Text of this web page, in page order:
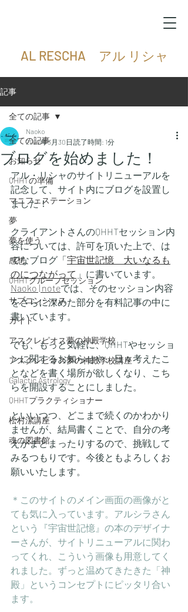
AL RESCHA アル リシャ
記事
全ての記事
お知らせ
QHHTの準備
マニフェステーション
夢
夢を使う
感想
QHHTグループセッション
サブコンシャス
ガイド
アスクレピオス夢の神殿学校
アスクレピオス夢の神殿学校講座
Galactic Astrology
QHHTプラクティショナー
松村潔講座
魂の図書館
全ての記事
ブログを始めました！
Naoko
2022年3月30日 読了時間: 1分
アル・リシャのサイトリニューアルを
記念して、サイト内にブログを設置し
ました！
クライアントさんのQHHTセッション内
容については、許可を頂いた上で、は
てなブログ「宇宙世記憶　大いなるも
のにつながって 」に書いています。
Naoko | noteでは、そのセッション内容
をさらに深めた部分を有料記事の中に
書いています。
でも、もっと気軽に、QHHTやセッショ
ンに関するお知らせや、日々考えたこ
となどを書く場所が欲しくなり、こち
らを開設することにしました。
といいつつ、どこまで続くのかわかり
ませんが、結局書くことで、自分の考
えがまとまったりするので、挑戦して
みるつもりです。今後ともよろしくお
願いいたします。
＊このサイトのメイン画面の画像がと
ても気に入っています。アルシラさん
という『宇宙世記憶』の本のデザイナ
ーさんが、サイトリニューアルに関わ
ってくれ、こういう画像も用意してく
れました。ずっと温めてきたきた「神
殿」というコンセプトにピッタリ合い
ます。